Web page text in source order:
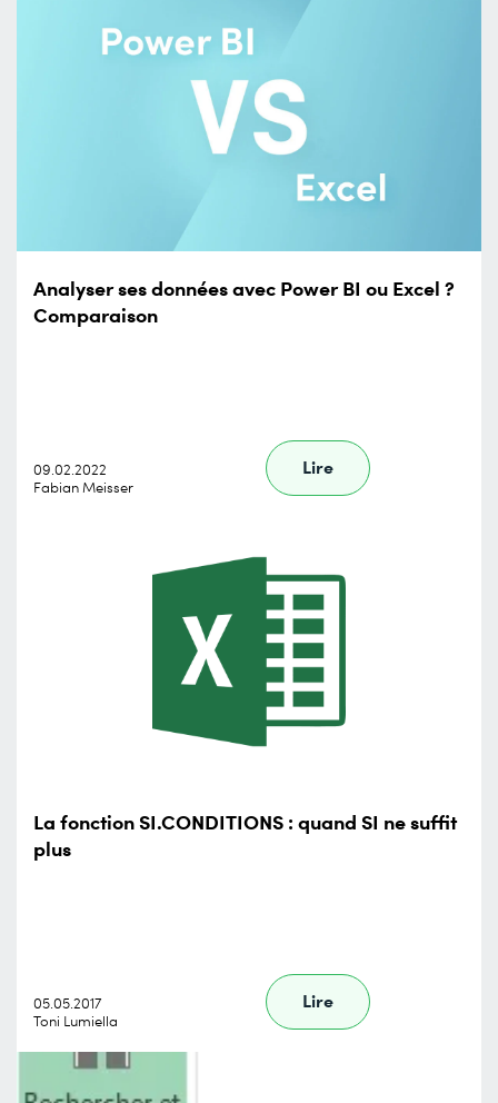
Analyser ses données avec Power BI ou Excel ?
Comparaison
09.02.2022
Fabian Meisser
Lire
La fonction SI.CONDITIONS : quand SI ne suffit
plus
05.05.2017
Toni Lumiella
Lire